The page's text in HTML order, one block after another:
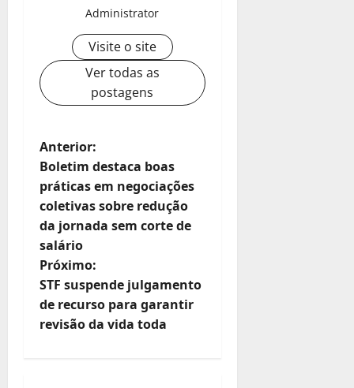
Administrator
Visite o site
Ver todas as
postagens
N
a
v
e
g
a
Anterior:
Boletim destaca boas
práticas em negociações
coletivas sobre redução
da jornada sem corte de
salário
Próximo:
STF suspende julgamento
de recurso para garantir
revisão da vida toda